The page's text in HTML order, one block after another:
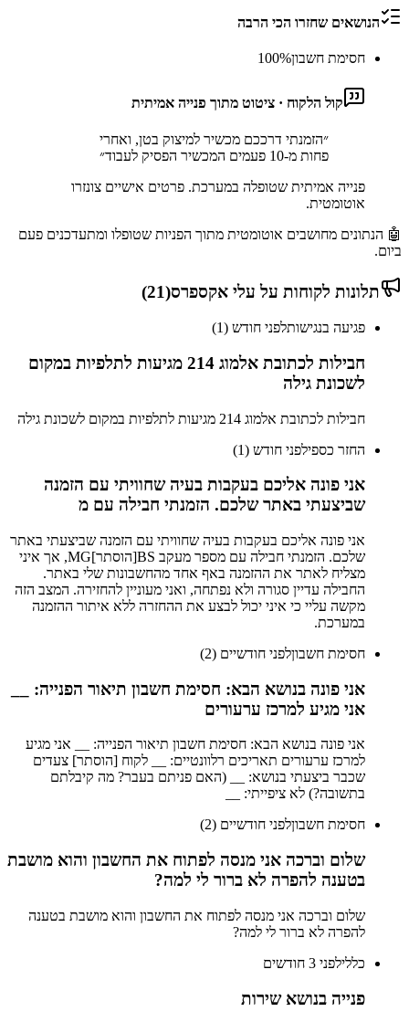
הנושאים שחזרו הכי הרבה
חסימת חשבון 100%
קול הלקוח · ציטוט מתוך פנייה אמיתית
״הזמנתי דרככם מכשיר למיצוק בטן, ואחרי
פחות מ-10 פעמים המכשיר הפסיק לעבוד
״
פנייה אמיתית שטופלה במערכת. פרטים אישיים צונזרו
אוטומטית.
🤖 הנתונים מחושבים אוטומטית מתוך הפניות שטופלו ומתעדכנים פעם
ביום.
תלונות לקוחות על עלי אקספרס(
21
)
פגיעה בנגישותלפני חודש (1)
חבילות לכתובת אלמוג 214 מגיעות לתלפיות במקום
לשכונת גילה
חבילות לכתובת אלמוג 214 מגיעות לתלפיות במקום לשכונת גילה
החזר כספילפני חודש (1)
אני פונה אליכם בעקבות בעיה שחוויתי עם הזמנה
שביצעתי באתר שלכם. הזמנתי חבילה עם מ
אני פונה אליכם בעקבות בעיה שחוויתי עם הזמנה שביצעתי באתר
שלכם. הזמנתי חבילה עם מספר מעקב BS[הוסתר]MG, אך איני
מצליח לאתר את ההזמנה באף אחד מהחשבונות שלי באתר.
החבילה עדיין סגורה ולא נפתחה, ואני מעוניין להחזירה. המצב הזה
מקשה עליי כי איני יכול לבצע את ההחזרה ללא איתור ההזמנה
במערכת.
חסימת חשבוןלפני חודשיים (2)
אני פונה בנושא הבא: חסימת חשבון תיאור הפנייה: __
אני מגיע למרכז ערעורים
אני פונה בנושא הבא: חסימת חשבון תיאור הפנייה: __ אני מגיע
למרכז ערעורים תאריכים רלוונטיים: __ לקוח [הוסתר] צעדים
שכבר ביצעתי בנושא: __ (האם פניתם בעבר? מה קיבלתם
בתשובה?) לא ציפייתי: __
חסימת חשבוןלפני חודשיים (2)
שלום וברכה אני מנסה לפתוח את החשבון והוא מושבת
בטענה להפרה לא ברור לי למה?
שלום וברכה אני מנסה לפתוח את החשבון והוא מושבת בטענה
להפרה לא ברור לי למה?
כללילפני 3 חודשים
פנייה בנושא שירות